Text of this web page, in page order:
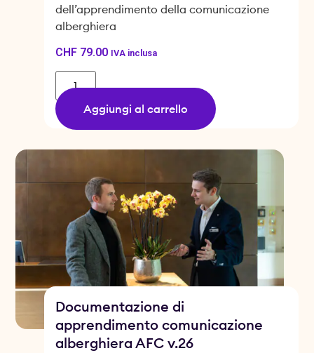
dell’apprendimento della comunicazione
alberghiera
CHF79.00 IVA inclusa
Aggiungi al carrello
Documentazione di
apprendimento comunicazione
alberghiera AFC v.26